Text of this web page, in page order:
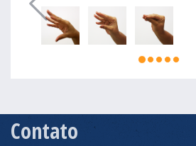
Contato